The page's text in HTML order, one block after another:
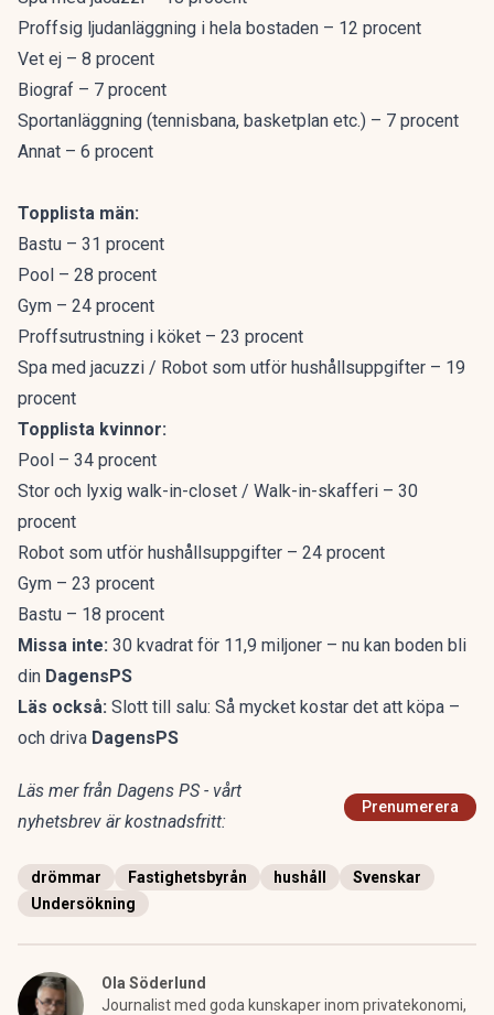
Proffsig ljudanläggning i hela bostaden – 12 procent
Vet ej – 8 procent
Biograf – 7 procent
Sportanläggning (tennisbana, basketplan etc.) – 7 procent
Annat – 6 procent
Topplista män:
Bastu – 31 procent
Pool – 28 procent
Gym – 24 procent
Proffsutrustning i köket – 23 procent
Spa med jacuzzi / Robot som utför hushållsuppgifter – 19
procent
Topplista kvinnor:
Pool – 34 procent
Stor och lyxig walk-in-closet / Walk-in-skafferi – 30
procent
Robot som utför hushållsuppgifter – 24 procent
Gym – 23 procent
Bastu – 18 procent
Missa inte: 30 kvadrat för 11,9 miljoner – nu kan boden bli
din DagensPS
Läs också: Slott till salu: Så mycket kostar det att köpa –
och driva DagensPS
Läs mer från Dagens PS - vårt
nyhetsbrev är kostnadsfritt:
Prenumerera
drömmar Fastighetsbyrån hushåll
Svenskar
Undersökning
Ola Söderlund
Journalist med goda kunskaper inom privatekonomi,